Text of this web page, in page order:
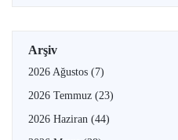
Arşiv
2026 Ağustos (7)
2026 Temmuz (23)
2026 Haziran (44)